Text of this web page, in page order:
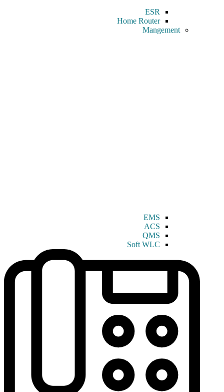
ESR
Home Router
Mangement
EMS
ACS
QMS
Soft WLC